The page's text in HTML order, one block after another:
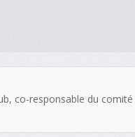
co-responsable du